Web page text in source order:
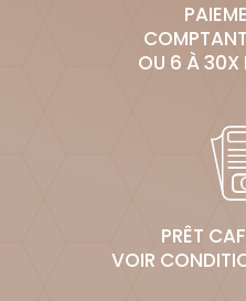
OU 6 À 30X
PRÊT
VOIR